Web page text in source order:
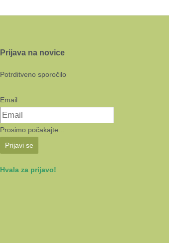
Prijava na novice
Potrditveno sporočilo
Email
Prosimo počakajte...
Prijavi se
Hvala za prijavo!